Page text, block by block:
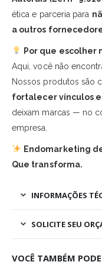
ética e parceria para
a outros
Por que escolher
Aqui, você não
Nossos produtos são
fortalecer vínculos
deixam marcas — no
empresa.
Endomarketing
Que transforma.
INFORMAÇÕES
SOLICITE SEU
VOCÊ TAMBÉM